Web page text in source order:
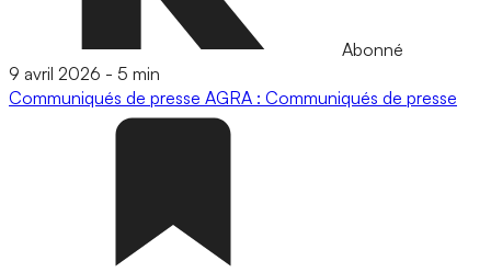
Abonné
9 avril 2026 - 5 min
Communiqués de presse AGRA : Communiqués de presse